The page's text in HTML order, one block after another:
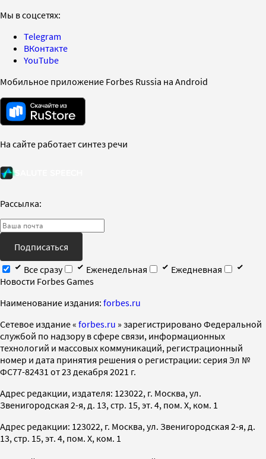
Мы в соцсетях:
Telegram
ВКонтакте
YouTube
Мобильное приложение Forbes Russia на Android
На сайте работает синтез речи
Рассылка:
Подписаться
Все сразу
Еженедельная
Ежедневная
Новости Forbes Games
Наименование издания: forbes.ru
Cетевое издание « forbes.ru » зарегистрировано Федеральной
службой по надзору в сфере связи, информационных
технологий и массовых коммуникаций, регистрационный
номер и дата принятия решения о регистрации: серия Эл №
ФС77-82431 от 23 декабря 2021 г.
Адрес редакции, издателя: 123022, г. Москва, ул.
Звенигородская 2-я, д. 13, стр. 15, эт. 4, пом. X, ком. 1
Адрес редакции: 123022, г. Москва, ул. Звенигородская 2-я, д.
13, стр. 15, эт. 4, пом. X, ком. 1